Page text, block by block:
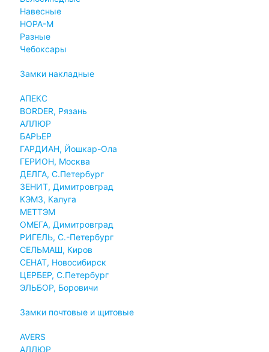
Навесные
НОРА-М
Разные
Чебоксары
Замки накладные
АПЕКС
BORDER, Рязань
АЛЛЮР
БАРЬЕР
ГАРДИАН, Йошкар-Ола
ГЕРИОН, Москва
ДЕЛГА, С.Петербург
ЗЕНИТ, Димитровград
КЭМЗ, Калуга
МЕТТЭМ
ОМЕГА, Димитровград
РИГЕЛЬ, С.-Петербург
СЕЛЬМАШ, Киров
СЕНАТ, Новосибирск
ЦЕРБЕР, С.Петербург
ЭЛЬБОР, Боровичи
Замки почтовые и щитовые
AVERS
АЛЛЮР